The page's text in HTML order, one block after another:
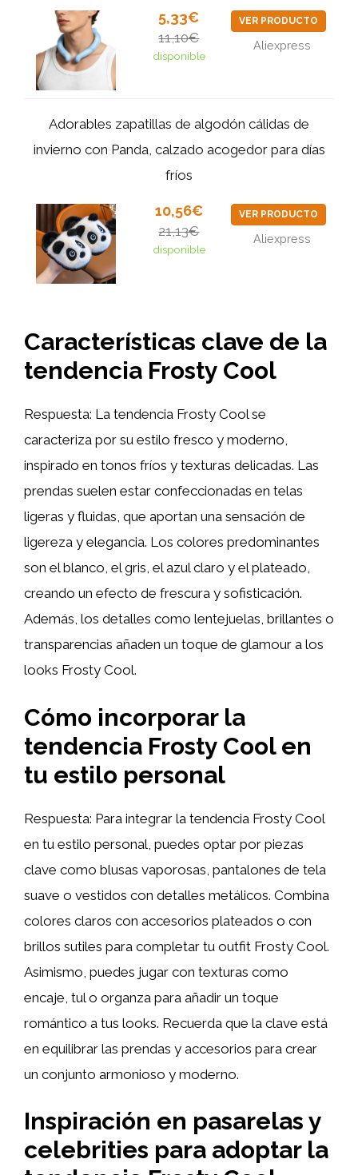
5,33€
11,10€
disponible
VER PRODUCTO
Aliexpress
Adorables zapatillas de algodón cálidas de
invierno con Panda, calzado acogedor para días
fríos
10,56€
21,13€
disponible
VER PRODUCTO
Aliexpress
Características clave de la
tendencia Frosty Cool
Respuesta: La tendencia Frosty Cool se
caracteriza por su estilo fresco y moderno,
inspirado en tonos fríos y texturas delicadas. Las
prendas suelen estar confeccionadas en telas
ligeras y fluidas, que aportan una sensación de
ligereza y elegancia. Los colores predominantes
son el blanco, el gris, el azul claro y el plateado,
creando un efecto de frescura y sofisticación.
Además, los detalles como lentejuelas, brillantes o
transparencias añaden un toque de glamour a los
looks Frosty Cool.
Cómo incorporar la
tendencia Frosty Cool en
tu estilo personal
Respuesta: Para integrar la tendencia Frosty Cool
en tu estilo personal, puedes optar por piezas
clave como blusas vaporosas, pantalones de tela
suave o vestidos con detalles metálicos. Combina
colores claros con accesorios plateados o con
brillos sutiles para completar tu outfit Frosty Cool.
Asimismo, puedes jugar con texturas como
encaje, tul o organza para añadir un toque
romántico a tus looks. Recuerda que la clave está
en equilibrar las prendas y accesorios para crear
un conjunto armonioso y moderno.
Inspiración en pasarelas y
celebrities para adoptar la